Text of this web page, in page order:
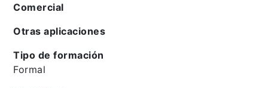
Comercial
Otras aplicaciones
Tipo de formación
Formal